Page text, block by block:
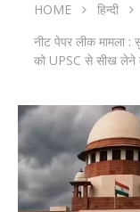
HOME हिन्दी
नीट पेपर लीक मामला :
को UPSC से सीख लेने